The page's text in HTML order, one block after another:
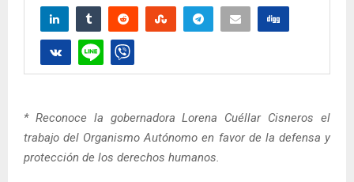
* Reconoce la gobernadora Lorena Cuéllar Cisneros el
trabajo del Organismo Autónomo en favor de la defensa y
protección de los derechos humanos.